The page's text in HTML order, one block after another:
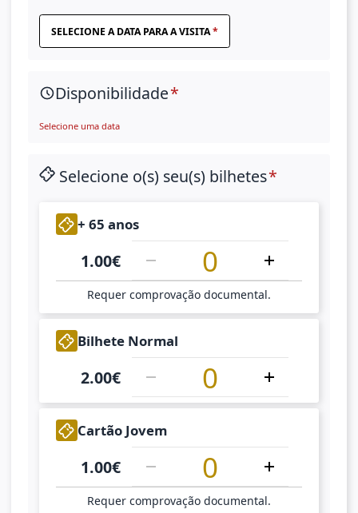
SELECIONE A DATA PARA A VISITA
Disponibilidade
Selecione uma data
Selecione o(s) seu(s) bilhetes
+ 65 anos
1.00€
Requer comprovação documental.
Bilhete Normal
2.00€
Cartão Jovem
1.00€
Requer comprovação documental.